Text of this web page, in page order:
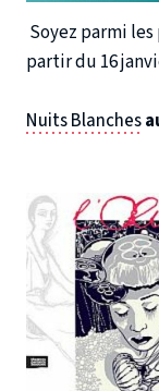
Soyez parmi
partir du 16
Nuits Blanches